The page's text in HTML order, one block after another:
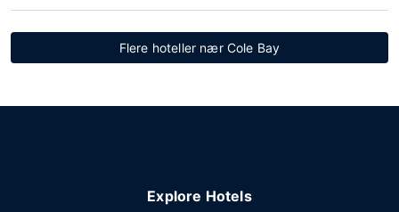
Flere hoteller nær Cole Bay
Explore Hotels